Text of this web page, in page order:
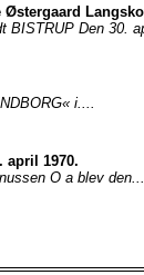
BISTRUP Den 30.
i....
april 1970.
O a blev